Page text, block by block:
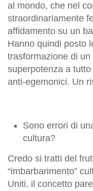
al mondo, che nel
straordinariamente
affidamento su un
Hanno quindi posto
trasformazione di
superpotenza a
anti-egemonici. Un
Sono errori di
cultura?
Credo si tratti del
“imbarbarimento”
Uniti, il concetto